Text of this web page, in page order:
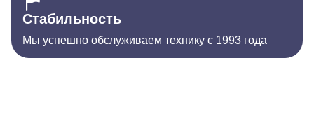
Стабильность
Мы успешно обслуживаем технику с 1993 года